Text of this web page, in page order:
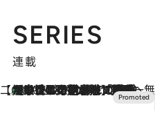
SERIES
連載
【CREA×星野リゾート】唯一無二。癒しと発見が待つ場所へ
2026.8.7
【トンボの足水浴】ヒノキの香りに包まれて涼感マックス！約13℃の湧水かけ流しを避暑地「星野温泉 トンボの湯」で体験